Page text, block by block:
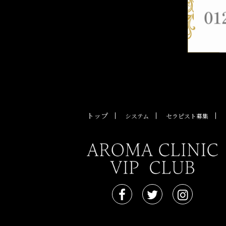
トップ システム セラピスト募集